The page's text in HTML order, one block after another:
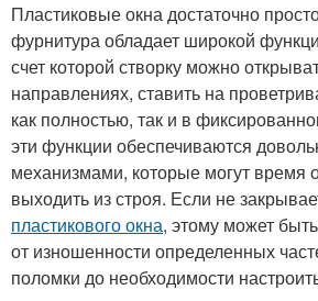
Пластиковые окна достаточно
фурнитура обладает широкой
счет которой створку можно
направлениях, ставить на
как полностью, так и в
эти функции обеспечиваются
механизмами, которые могут время
выходить из строя. Если не
пластикового окна, этому может
от изношенности определенных
поломки до необходимости